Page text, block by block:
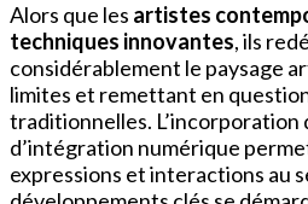
Alors que les artistes
techniques innovantes, ils
considérablement le paysage
limites et remettant en
traditionnelles. L’incorporation
d’intégration numérique
expressions et interactions au